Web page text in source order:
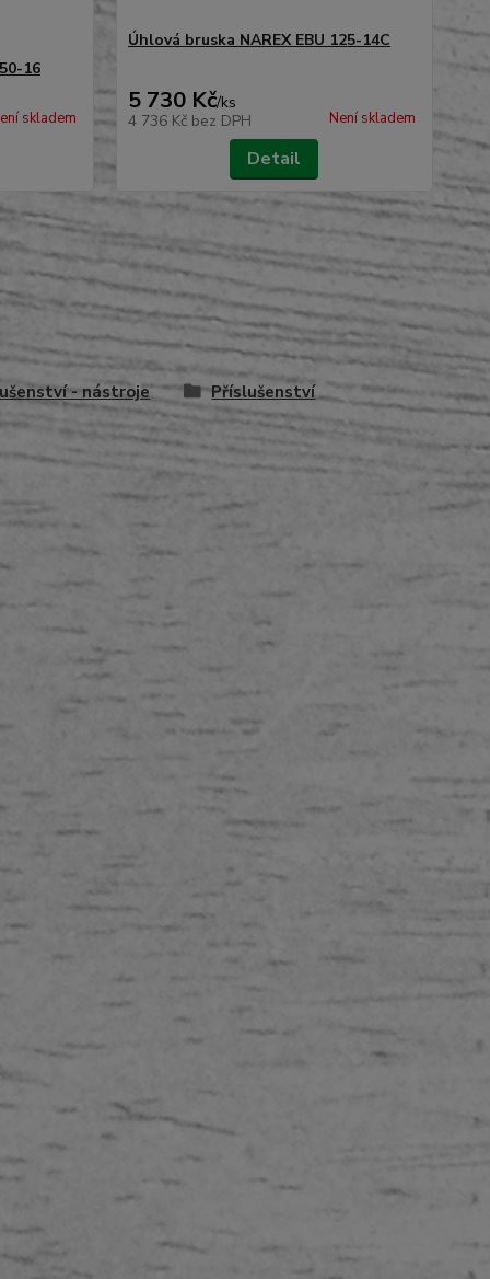
16
skladem
Úhlová bruska NAREX EBU 125-14C
5 730 Kč/ks
4 736 Kč bez DPH Není skladem
Detail
- nástroje Příslušenství